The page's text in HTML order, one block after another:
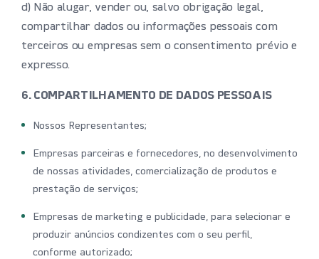
d) Não alugar, vender ou, salvo obrigação legal,
compartilhar dados ou informações pessoais com
terceiros ou empresas sem o consentimento prévio e
expresso.
6. COMPARTILHAMENTO DE DADOS PESSOAIS
Nossos Representantes;
Empresas parceiras e fornecedores, no desenvolvimento
de nossas atividades, comercialização de produtos e
prestação de serviços;
Empresas de marketing e publicidade, para selecionar e
produzir anúncios condizentes com o seu perfil,
conforme autorizado;